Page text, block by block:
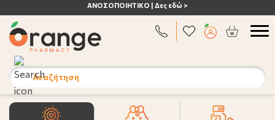
ΑΝΟΣΟΠΟΙΗΤΙΚΟ | Δες εδώ >
Αναζήτηση